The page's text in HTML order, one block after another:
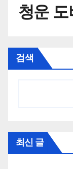
청운 도
검색
최신 글